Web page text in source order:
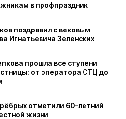
в профпраздник
поздравил с вековым
Игнатьевича Зеленских
прошла все ступени
от оператора СТЦ до
отметили 60-летний
жизни